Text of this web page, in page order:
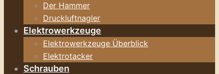
Der Hammer
Druckluftnagler
Elektrowerkzeuge
Elektrowerkzeuge Überblick
Elektrotacker
Schrauben